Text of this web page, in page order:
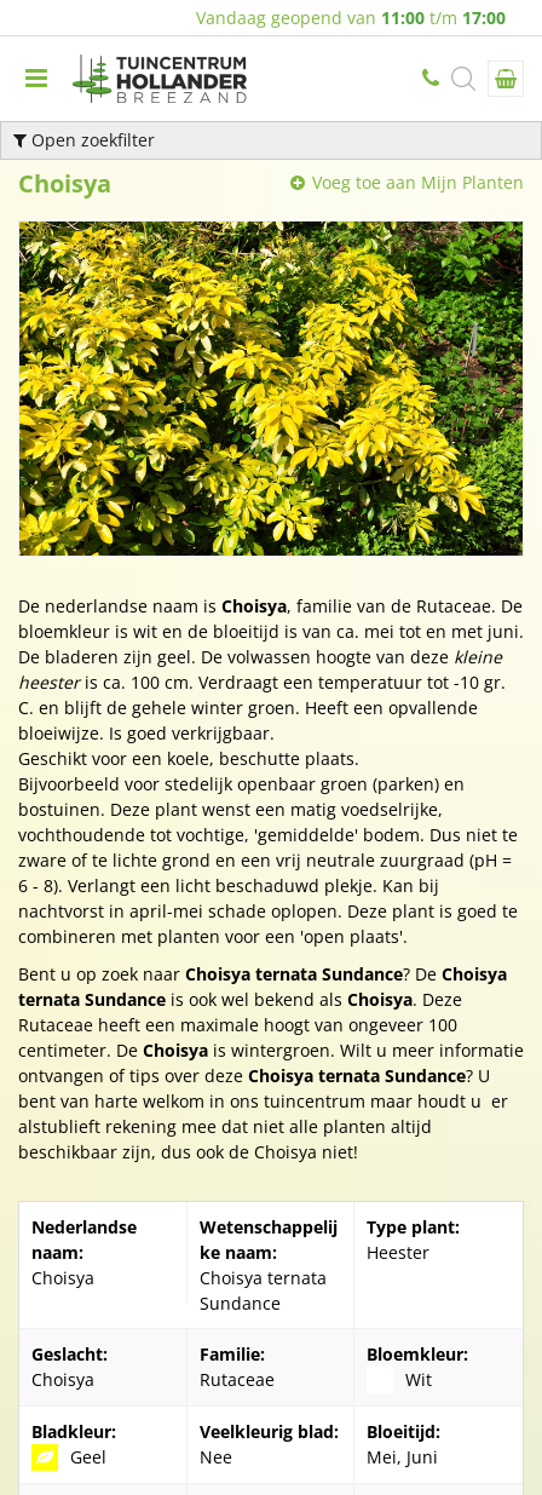
Vandaag geopend van 11:00 t/m 17:00
Open zoekfilter
Choisya Voeg toe aan Mijn Planten
De nederlandse naam is Choisya, familie van de Rutaceae. De
bloemkleur is wit en de bloeitijd is van ca. mei tot en met juni.
De bladeren zijn geel. De volwassen hoogte van deze kleine
heesteris ca. 100 cm. Verdraagt een temperatuur tot -10 gr.
C. en blijft de gehele winter groen. Heeft een opvallende
bloeiwijze. Is goed verkrijgbaar.
Geschikt voor een koele, beschutte plaats.
Bijvoorbeeld voor stedelijk openbaar groen (parken) en
bostuinen. Deze plant wenst een matig voedselrijke,
vochthoudende tot vochtige, 'gemiddelde' bodem. Dus niet te
zware of te lichte grond en een vrij neutrale zuurgraad (pH =
6 - 8). Verlangt een licht beschaduwd plekje. Kan bij
nachtvorst in april-mei schade oplopen. Deze plant is goed te
combineren met planten voor een 'open plaats'.
Bent u op zoek naar Choisya ternata Sundance? De Choisya
ternata Sundance is ook wel bekend als Choisya. Deze
Rutaceae heeft een maximale hoogt van ongeveer 100
centimeter. De Choisya is wintergroen. Wilt u meer informatie
ontvangen of tips over deze Choisya ternata Sundance? U
bent van harte welkom in ons tuincentrum maar houdt u er
alstublieft rekening mee dat niet alle planten altijd
beschikbaar zijn, dus ook de Choisya niet!
Nederlandse
naam:
Choisya
Wetenschappelij
ke naam:
Choisya ternata
Sundance
Type plant:
Heester
Geslacht:
Choisya
Familie:
Rutaceae
Bloemkleur:
Wit
Bladkleur:
Geel
Veelkleurig blad:
Nee
Bloeitijd:
Mei, Juni